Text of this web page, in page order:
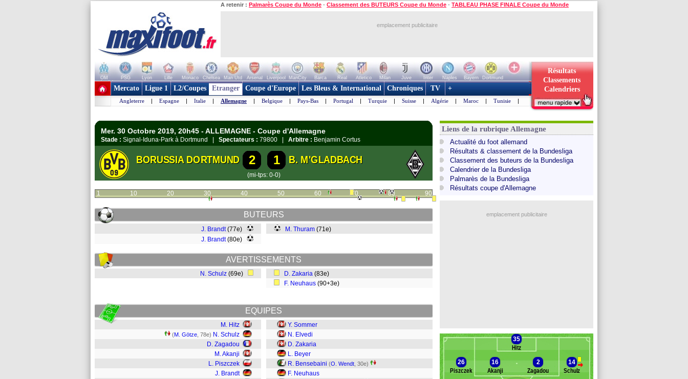
A retenir : Palmarès Coupe du Monde - Classement des BUTEURS Coupe du Monde - TABLEAU PHASE FINALE Coupe du Monde
emplacement publicitaire
OM PSG Lyon Lille Monaco Chelsea Man Utd Arsenal Liverpool ManCity Barca Real Atletico Milan Juve Inter Naples Bayern
Dortmund
+ de clubs
Résultats
Classements
Calendriers
Mercato Ligue 1 L2/Coupes Etranger Coupe d'Europe Les Bleus & International Chroniques TV +
Angleterre | Espagne | Italie | Allemagne | Belgique | Pays-Bas | Portugal | Turquie | Suisse | Algérie | Maroc | Tunisie |
Mer. 30 Octobre 2019, 20h45 - ALLEMAGNE - Coupe d'Allemagne
Stade : Signal-Iduna-Park à Dortmund | Spectateurs : 79800 | Arbitre : Benjamin Cortus
BORUSSIA DORTMUND 2 1 B. M'GLADBACH
(mi-tps: 0-0)
1 10 20 30 40 50 60 70 80 90
BUTEURS
J. Brandt(77e)
J. Brandt(80e)
M. Thuram (71e)
AVERTISSEMENTS
N. Schulz (69e) D. Zakaria (83e)
F. Neuhaus (90+3e)
EQUIPES
M. Hitz
(M. Götze , 78e) N. Schulz
D. Zagadou
M. Akanji
L. Piszczek
J. Brandt
Y. Sommer
N. Elvedi
D. Zakaria
L. Beyer
R. Bensebaini (O. Wendt , 30e)
F. Neuhaus
Liens de la rubrique Allemagne
Actualité du foot allemand
Résultats & classement de la Bundesliga
Classement des buteurs de la Bundesliga
Calendrier de la Bundesliga
Palmarès de la Bundesliga
Résultats coupe d'Allemagne
emplacement publicitaire
35
Hitz
26
Piszczek
16
Akanji
2
Zagadou
>
14
Schulz